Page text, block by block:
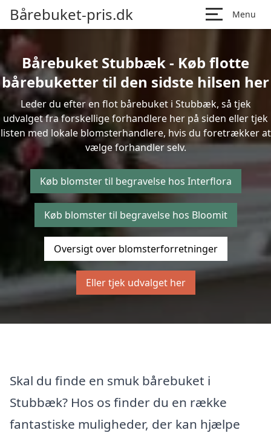
Bårebuket-pris.dk Menu
Bårebuket Stubbæk - Køb flotte
bårebuketter til den sidste hilsen her
Leder du efter en flot bårebuket i Stubbæk, så tjek
udvalget fra forskellige forhandlere her på siden eller tjek
listen med lokale blomsterhandlere, hvis du foretrækker at
vælge forhandler selv.
Køb blomster til begravelse hos Interflora
Køb blomster til begravelse hos Bloomit
Oversigt over blomsterforretninger
Eller tjek udvalget her
Skal du finde en smuk bårebuket i
Stubbæk? Hos os finder du en række
fantastiske muligheder, der kan hjælpe